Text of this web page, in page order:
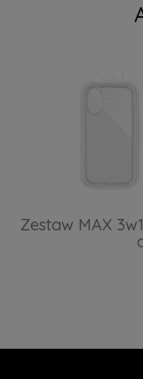
Zestaw MAX